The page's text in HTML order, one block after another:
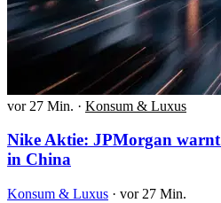
vor 27 Min. · Konsum & Luxus
Nike Aktie: JPMorgan
in China
Konsum & Luxus · vor 27 Min.